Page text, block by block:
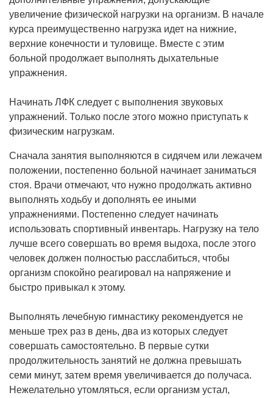
увеличение физической нагрузки на организм. В начале
курса преимущественно нагрузка идет на нижние,
верхние конечности и туловище. Вместе с этим
больной продолжает выполнять дыхательные
упражнения.
Начинать ЛФК следует с выполнения звуковых
упражнений. Только после этого можно приступать к
физическим нагрузкам.
Сначала занятия выполняются в сидячем или лежачем
положении, постепенно больной начинает заниматься
стоя. Врачи отмечают, что нужно продолжать активно
выполнять ходьбу и дополнять ее иными
упражнениями. Постепенно следует начинать
использовать спортивный инвентарь. Нагрузку на тело
лучше всего совершать во время выдоха, после этого
человек должен полностью расслабиться, чтобы
организм спокойно реагировал на напряжение и
быстро привыкал к этому.
Выполнять лечебную гимнастику рекомендуется не
меньше трех раз в день, два из которых следует
совершать самостоятельно. В первые сутки
продолжительность занятий не должна превышать
семи минут, затем время увеличивается до получаса.
Нежелательно утомляться, если организм устал,